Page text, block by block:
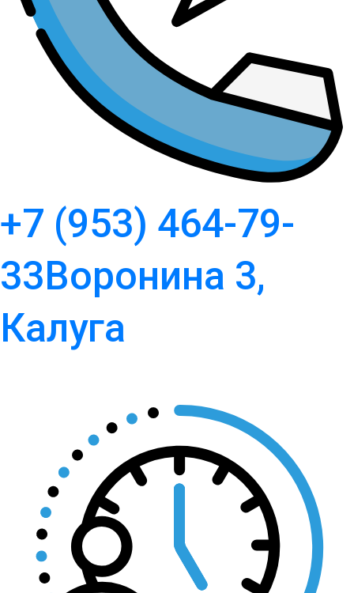
+7 (953) 464-79-
33Воронина 3,
Калуга